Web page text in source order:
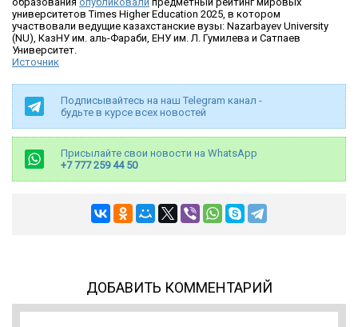
университетов Times Higher Education 2025, в котором
участвовали ведущие казахстанские вузы: Nazarbayev University
(NU), КазНУ им. аль-Фараби, ЕНУ им. Л. Гумилева и Сатпаев
Университет.
Источник
Подписывайтесь на наш Telegram канал -
будьте в курсе всех новостей
Присылайте свои новости на WhatsApp
+7 777 259 44 50
ДОБАВИТЬ КОММЕНТАРИЙ